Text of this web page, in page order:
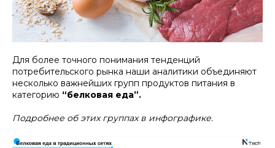
Для более точного понимания тенденций
потребительского рынка наши аналитики объединяют
несколько важнейших групп продуктов питания в
категорию “белковая еда”.
Подробнее об этих группах в инфографике.